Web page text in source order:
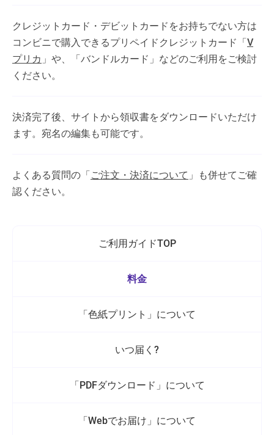
クレジットカード・デビットカードをお持ちでない方は
コンビニで購入できるプリペイドクレジットカード「V
プリカ 」や、「バンドルカード」などのご利用をご検討
ください。
決済完了後、サイトから領収書をダウンロードいただけ
ます。宛名の編集も可能です。
よくある質問の「ご注文・決済について 」も併せてご確
認ください。
ご利用ガイドTOP
料金
「色紙プリント」について
いつ届く?
「PDFダウンロード」について
「Webでお届け」について